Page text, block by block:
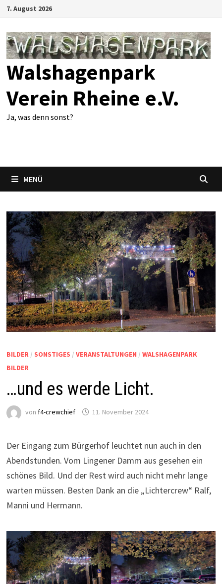
Zum
springen
7. August 2026
Walshagenpark
Verein Rheine e.V.
Ja, was denn sonst?
MENÜ
BILDER/ SONSTIGES / VERANSTALTUNGEN / WALSHAGENPARK
BILDER
…und es werde Licht.
von f4-crewchief 11. November 2024
Der Eingang zum Bürgerhof leuchtet nun auch in den
Abendstunden. Vom Lingener Damm aus gesehen ein
schönes Bild. Und der Rest wird auch nicht mehr lange
warten müssen. Besten Dank an die „Lichtercrew“ Ralf,
Manni und Hermann.